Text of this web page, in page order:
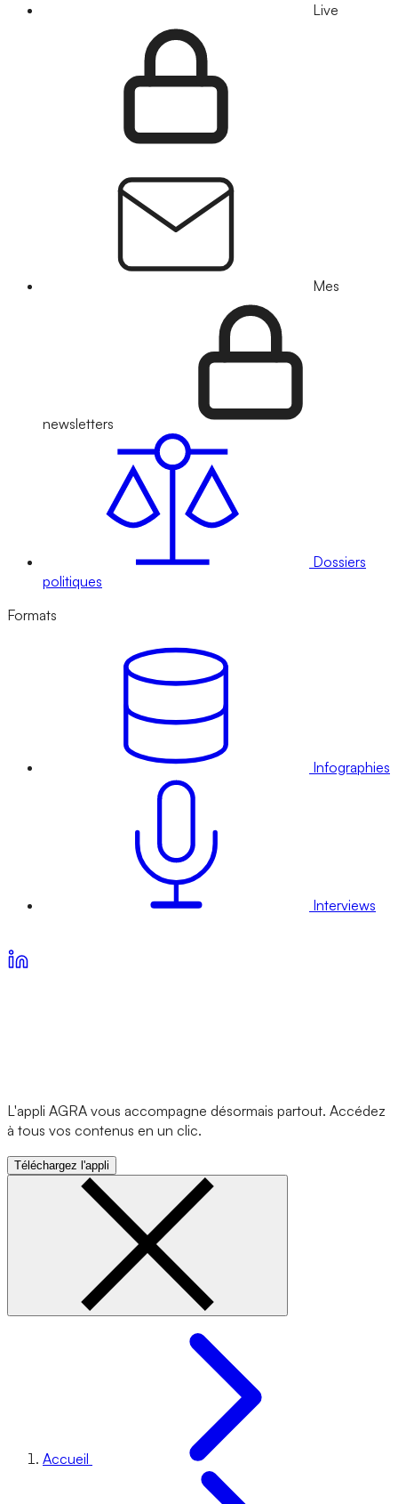
Live
Mes
newsletters
Dossiers
politiques
Formats
Infographies
Interviews
L'appli AGRA vous accompagne désormais partout. Accédez
à tous vos contenus en un clic.
Téléchargez l'appli
Accueil